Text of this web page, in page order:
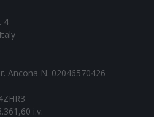
4
Ancona N. 02046570426
i.v.